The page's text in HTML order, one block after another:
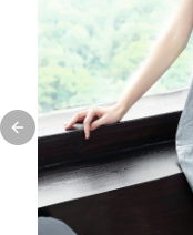
Previous slide